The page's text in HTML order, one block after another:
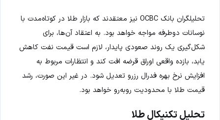
تحلیلگران بانک OCBC نیز معتقدند که بازار طلا در کوتاه‌مدت با
نوسانات دوطرفه مواجه خواهد بود. به اعتقاد آن‌ها، برای
شکل‌گیری یک روند صعودی پایدار، لازم است قیمت نفت کاهش
یابد، بازده واقعی اوراق قرضه افت کند و انتظارات مربوط به
افزایش نرخ بهره فدرال رزرو تعدیل شود. در غیر این صورت، رشد
قیمت طلا با محدودیت روبه‌رو خواهد بود.
تحلیل تکنیکال طلا